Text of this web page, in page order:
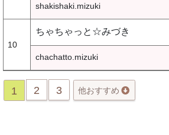
shakishaki.mizuki
10
ちゃちゃっと☆みづき
chachatto.mizuki
1 2 3 他おすすめ